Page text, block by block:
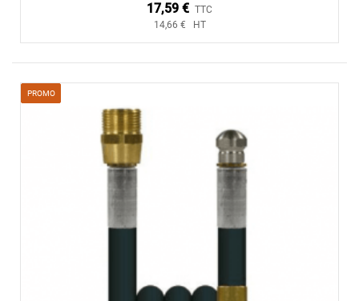
17,59 € TTC
14,66 € HT
PROMO